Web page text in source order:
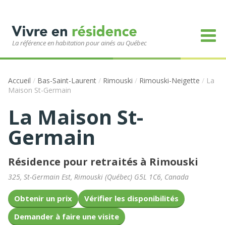
La référence en habitation pour ainés au Québec
Accueil / Bas-Saint-Laurent / Rimouski / Rimouski-Neigette / La
Maison St-Germain
La Maison St-
Germain
Résidence pour retraités à Rimouski
325, St-Germain Est, Rimouski (Québec) G5L 1C6, Canada
Obtenir un prix
Vérifier les disponibilités
Demander à faire une visite